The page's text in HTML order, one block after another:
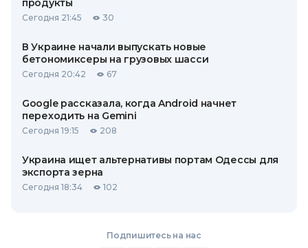
продукты
Сегодня 21:45 30
В Украине начали выпускать новые
бетономиксеры на грузовых шасси
Сегодня 20:42 67
Google рассказала, когда Android начнет
переходить на Gemini
Сегодня 19:15 208
Украина ищет альтернативы портам Одессы для
экспорта зерна
Сегодня 18:34 102
Подпишитесь на нас